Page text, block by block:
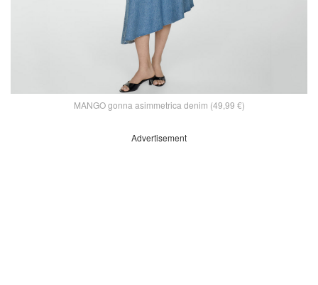
MANGO gonna asimmetrica denim (49,99 €)
Advertisement